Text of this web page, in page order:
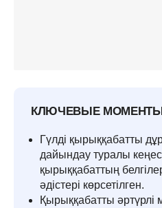
КЛЮЧЕВЫЕ
Гүлді қырыққабатты
дайындау туралы
қырыққабаттың
әдістері көрсетілген.
Қырыққабатты әртүрлі